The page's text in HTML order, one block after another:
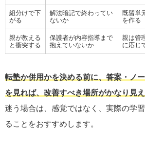
組分けで下
がる
解法暗記で終わってい
ないか
既習単
を作る
親が教える
と衝突する
保護者が内容指導まで
抱えていないか
親は管
に応じ
転塾か併用かを決める前に、答案・ノ
を見れば、改善すべき場所がかなり見
迷う場合は、感覚ではなく、実際の学
ることをおすすめします。